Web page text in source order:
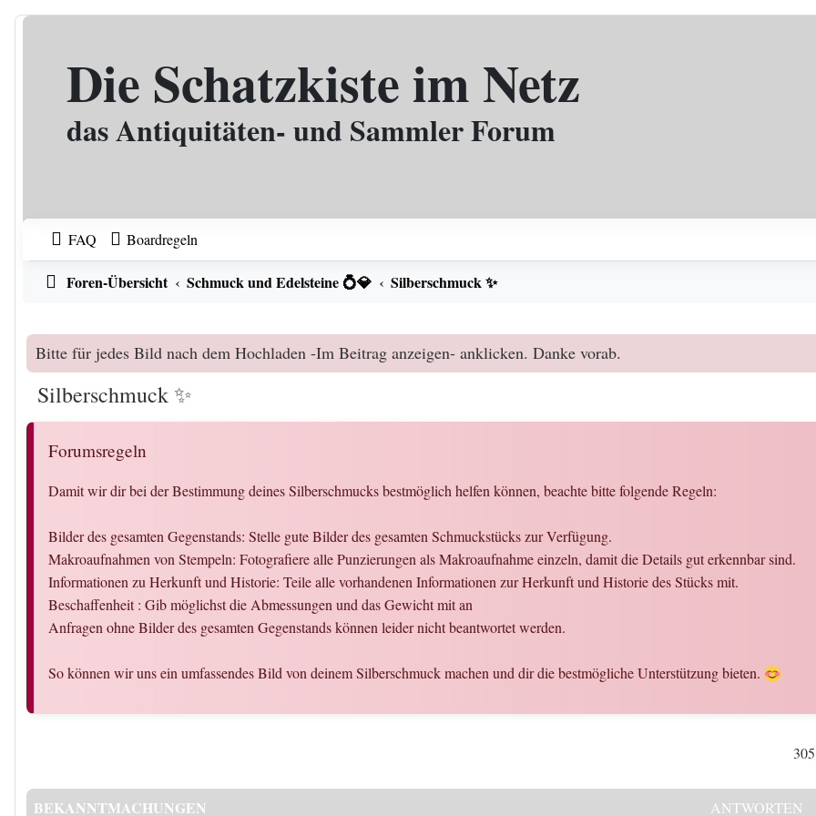
Zum Inhalt
Die Schatzkiste im Netz
das Antiquitäten- und Sammler Forum
FAQ Boardregeln
Foren-Übersicht Schmuck und Edelsteine 💍💎 Silberschmuck ✨
Bitte für jedes Bild nach dem Hochladen -Im Beitrag anzeigen- anklicken. Danke vorab.
Silberschmuck ✨
Forumsregeln
Damit wir dir bei der Bestimmung deines Silberschmucks bestmöglich helfen können, beachte bitte folgende Regeln:
Bilder des gesamten Gegenstands: Stelle gute Bilder des gesamten Schmuckstücks zur Verfügung.
Makroaufnahmen von Stempeln: Fotografiere alle Punzierungen als Makroaufnahme einzeln, damit die Details gut erkennbar sind.
Informationen zu Herkunft und Historie: Teile alle vorhandenen Informationen zur Herkunft und Historie des Stücks mit.
Beschaffenheit : Gib möglichst die Abmessungen und das Gewicht mit an
Anfragen ohne Bilder des gesamten Gegenstands können leider nicht beantwortet werden.
So können wir uns ein umfassendes Bild von deinem Silberschmuck machen und dir die bestmögliche Unterstützung bieten.
BEKANNTMACHUNGEN ANTWORTEN